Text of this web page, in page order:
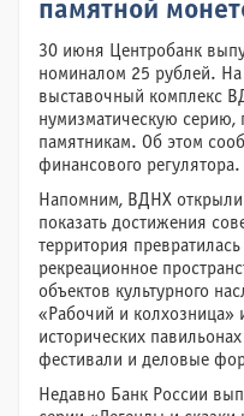
памятной
30 июня Центробанк
номиналом 25 рублей.
выставочный комплекс
нумизматическую серию,
памятникам. Об этом
финансового регулятора.
Напомним, ВДНХ открыли
показать достижения
территория
рекреационное
объектов культурного
«Рабочий и
исторических
фестивали и деловые
Недавно Банк России